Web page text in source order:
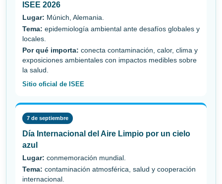
ISEE 2026
Lugar: Múnich, Alemania.
Tema: epidemiología ambiental ante desafíos globales y
locales.
Por qué importa: conecta contaminación, calor, clima y
exposiciones ambientales con impactos medibles sobre
la salud.
Sitio oficial de ISEE
7 de septiembre
Día Internacional del Aire Limpio por un cielo
azul
Lugar: conmemoración mundial.
Tema: contaminación atmosférica, salud y cooperación
internacional.